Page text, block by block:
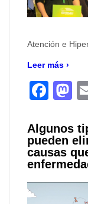
Atención e
Leer más ›
Algunos
pueden
causas